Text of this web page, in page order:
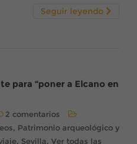
Seguir leyendo
para “poner a Elcano en
2 comentarios
, Patrimonio arqueológico y
, Sevilla, Ver todas las